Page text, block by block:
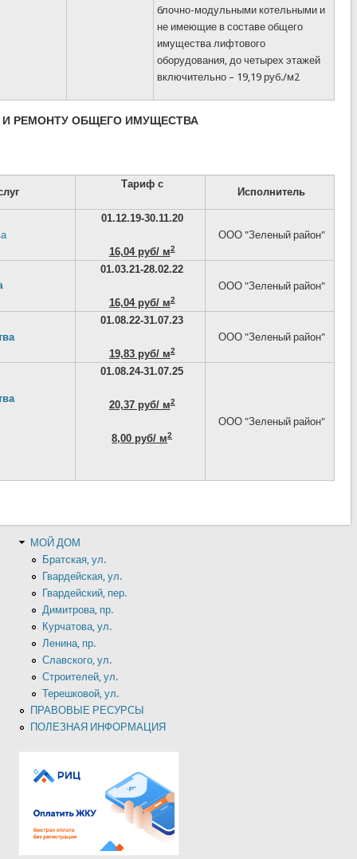
блочно-модульными котельными и
не имеющие в составе общего
имущества лифтового
оборудования, до четырех этажей
включительно – 19,19 руб./м2
РЕМОНТУ ОБЩЕГО ИМУЩЕСТВА
Тариф с
Исполнитель
01.12.19-30.11.20
16,04 руб/ м2
ООО "Зеленый район"
01.03.21-28.02.22
16,04 руб/ м2
ООО "Зеленый район"
01.08.22-31.07.23
19,83 руб/ м2
ООО "Зеленый район"
01.08.24-31.07.25
20,37 руб/ м2
8,00 руб/ м2
ООО "Зеленый район"
МОЙ ДОМ
Братская, ул.
Гвардейская, ул.
Гвардейский, пер.
Димитрова, пр.
Курчатова, ул.
Ленина, пр.
Славского, ул.
Строителей, ул.
Терешковой, ул.
ПРАВОВЫЕ РЕСУРСЫ
ПОЛЕЗНАЯ ИНФОРМАЦИЯ